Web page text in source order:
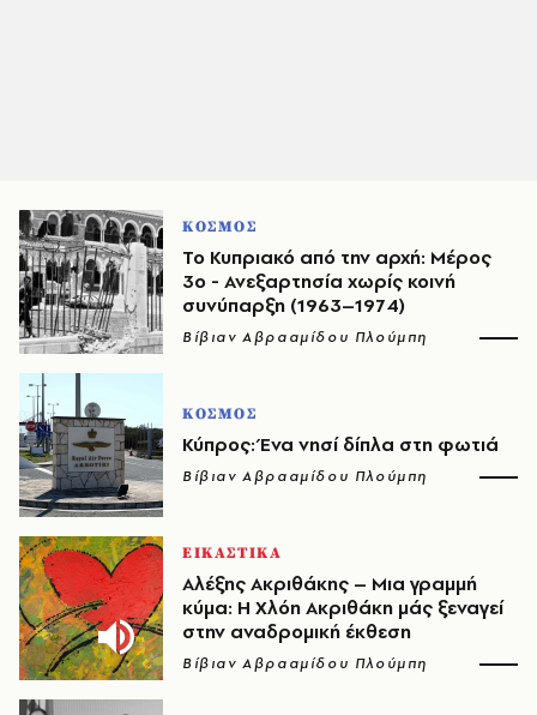
ΚΟΣΜΟΣ
Το Κυπριακό από την αρχή: Μέρος
3ο - Ανεξαρτησία χωρίς κοινή
συνύπαρξη (1963–1974)
Βίβιαν Αβρααμίδου Πλούμπη
ΚΟΣΜΟΣ
Κύπρος: Ένα νησί δίπλα στη φωτιά
Βίβιαν Αβρααμίδου Πλούμπη
ΕΙΚΑΣΤΙΚΑ
Αλέξης Ακριθάκης – Μια γραμμή
κύμα: Η Χλόη Ακριθάκη μάς ξεναγεί
στην αναδρομική έκθεση
Βίβιαν Αβρααμίδου Πλούμπη